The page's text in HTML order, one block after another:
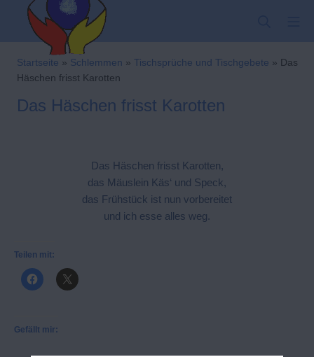
springen
Kindergarten-
Startseite » Schlemmen » Tischsprüche und Tischgebete » Das
Häschen frisst Karotten
Das Häschen frisst Karotten
Das Häschen frisst Karotten,
das Mäuslein Käs‘ und Speck,
das Frühstück ist nun vorbereitet
und ich esse alles weg.
Teilen mit:
Gefällt mir: